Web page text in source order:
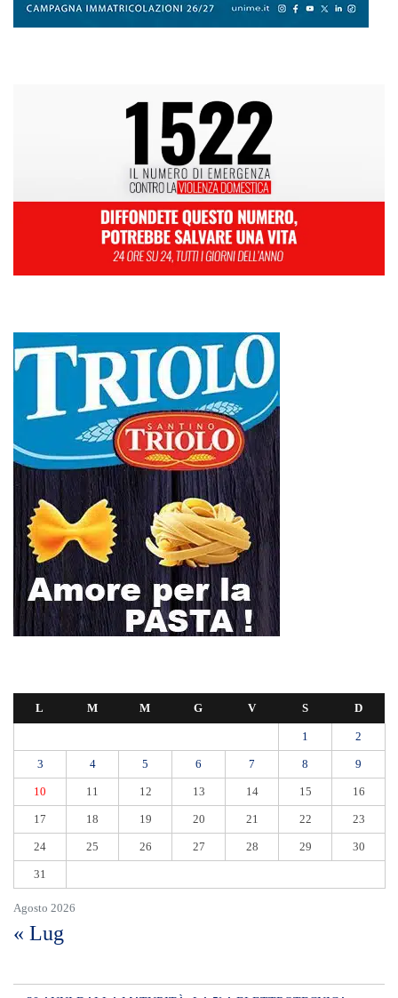
Agosto 2026
L M M G V S D
1 2
3 4 5 6 7 8 9
10 11 12 13 14 15 16
17 18 19 20 21 22 23
24 25 26 27 28 29 30
31
« Lug